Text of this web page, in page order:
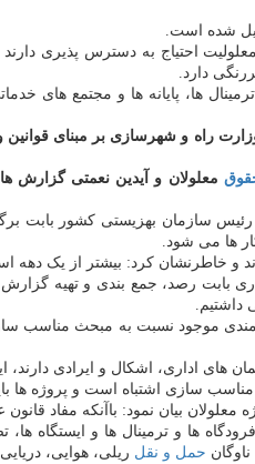
احتیاج به دسترس پذیری
دارد.
ها، پایانه ها و مجتمع
راه و شهرسازی بر مبنای
معلولان و آیدین نعمتی گزارش
ها می شود.
و خاطرنشان کرد: بیشتر از یک
بابت رصد، جمع بندی و تهیه
داشتیم.
موجود نسبت به مبحث مناسب
های اداری، اشکال و ایرادی
سازی اشتباه است و پروژه ها
معلولان بیان نمود: باآنکه
فرودگاه ها و ترمینال ها و
حمل و نقل ریلی، هوایی،